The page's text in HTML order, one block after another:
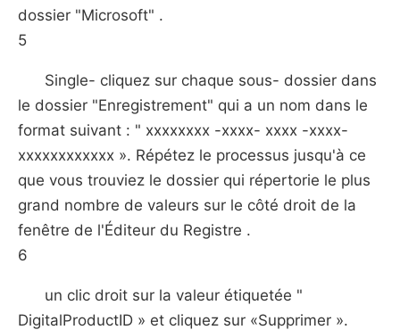
dossier "Microsoft" .
5
Single- cliquez sur chaque sous- dossier dans
le dossier "Enregistrement" qui a un nom dans le
format suivant : " xxxxxxxx -xxxx- xxxx -xxxx-
xxxxxxxxxxxx ». Répétez le processus jusqu'à ce
que vous trouviez le dossier qui répertorie le plus
grand nombre de valeurs sur le côté droit de la
fenêtre de l'Éditeur du Registre .
6
un clic droit sur la valeur étiquetée "
DigitalProductID » et cliquez sur «Supprimer ».